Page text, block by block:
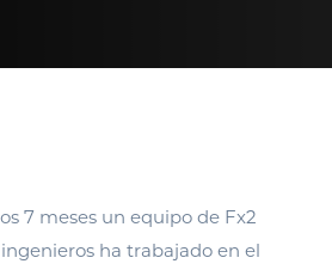
7 meses un equipo de Fx2
ha trabajado en el